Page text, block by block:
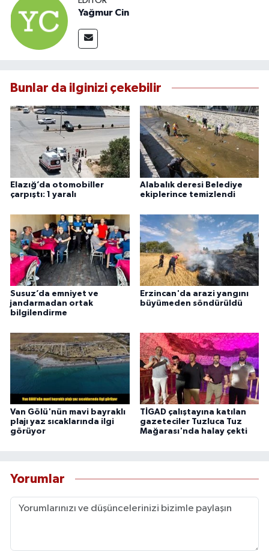
Yağmur Cin
Bunlar da ilginizi çekebilir
Elazığ’da otomobiller
çarpıştı: 1 yaralı
Alabalık deresi Belediye
ekiplerince temizlendi
Susuz’da emniyet ve
jandarmadan ortak
bilgilendirme
Erzincan'da arazi yangını
büyümeden söndürüldü
Van Gölü'nün mavi bayraklı
plajı yaz sıcaklarında ilgi
görüyor
TİGAD çalıştayına katılan
gazeteciler Tuzluca Tuz
Mağarası'nda halay çekti
Yorumlar